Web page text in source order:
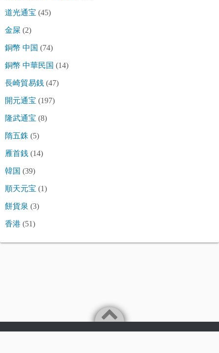
道光通宝 (45)
金屎 (2)
銅幣 中国 (74)
銅幣 中華民国 (14)
長崎貿易銭 (47)
開元通宝 (197)
隆武通宝 (8)
隋五銖 (5)
雁首銭 (14)
韓国 (39)
順天元宝 (1)
餅貨泉 (3)
香港 (51)